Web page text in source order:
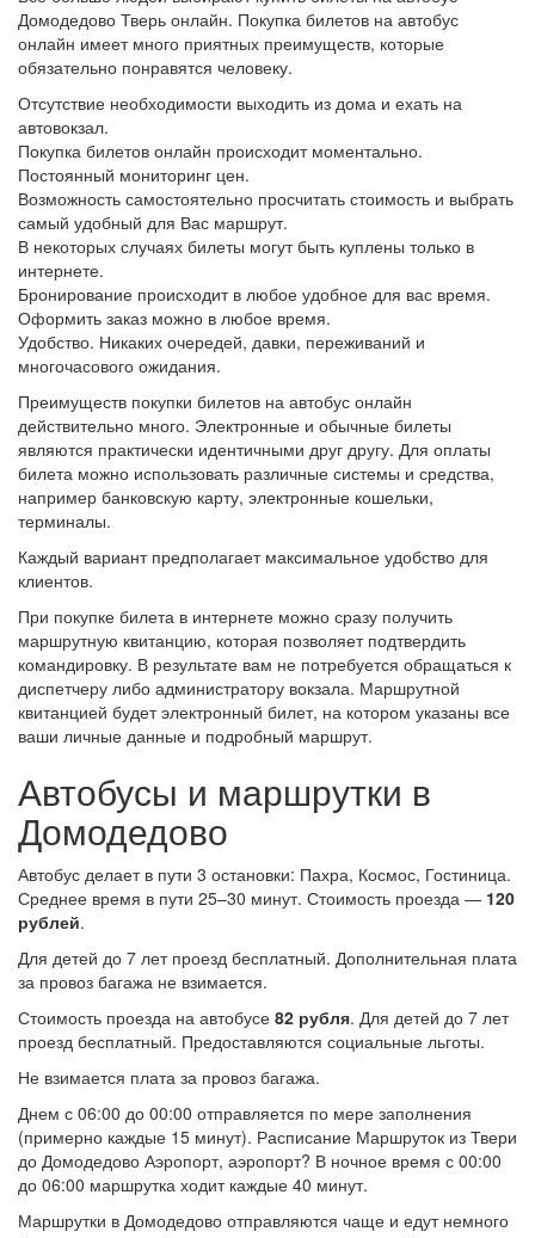
Домодедово Тверь онлайн. Покупка билетов на автобус
онлайн имеет много приятных преимуществ, которые
обязательно понравятся человеку.
Отсутствие необходимости выходить из дома и ехать на
автовокзал.
Покупка билетов онлайн происходит моментально.
Постоянный мониторинг цен.
Возможность самостоятельно просчитать стоимость и выбрать
самый удобный для Вас маршрут.
В некоторых случаях билеты могут быть куплены только в
интернете.
Бронирование происходит в любое удобное для вас время.
Оформить заказ можно в любое время.
Удобство. Никаких очередей, давки, переживаний и
многочасового ожидания.
Преимуществ покупки билетов на автобус онлайн
действительно много. Электронные и обычные билеты
являются практически идентичными друг другу. Для оплаты
билета можно использовать различные системы и средства,
например банковскую карту, электронные кошельки,
терминалы.
Каждый вариант предполагает максимальное удобство для
клиентов.
При покупке билета в интернете можно сразу получить
маршрутную квитанцию, которая позволяет подтвердить
командировку. В результате вам не потребуется обращаться к
диспетчеру либо администратору вокзала. Маршрутной
квитанцией будет электронный билет, на котором указаны все
ваши личные данные и подробный маршрут.
Автобусы и маршрутки в
Домодедово
Автобус делает в пути 3 остановки: Пахра, Космос, Гостиница.
Среднее время в пути 25–30 минут. Стоимость проезда — 120
рублей.
Для детей до 7 лет проезд бесплатный. Дополнительная плата
за провоз багажа не взимается.
Стоимость проезда на автобусе 82 рубля. Для детей до 7 лет
проезд бесплатный. Предоставляются социальные льготы.
Не взимается плата за провоз багажа.
Днем с 06:00 до 00:00 отправляется по мере заполнения
(примерно каждые 15 минут). Расписание Маршруток из Твери
до Домодедово Аэропорт, аэропорт? В ночное время с 00:00
до 06:00 маршрутка ходит каждые 40 минут.
Маршрутки в Домодедово отправляются чаще и едут немного